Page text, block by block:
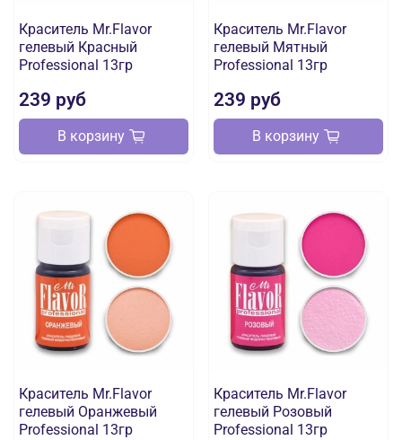
Краситель Mr.Flavor
гелевый Красный
Professional 13гр
239 руб
В корзину
Краситель Mr.Flavor
гелевый Мятный
Professional 13гр
239 руб
В корзину
Краситель Mr.Flavor
гелевый Оранжевый
Professional 13гр
Краситель Mr.Flavor
гелевый Розовый
Professional 13гр